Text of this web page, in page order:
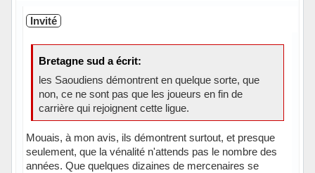
Invité
Bretagne sud a écrit:
les Saoudiens démontrent en quelque sorte, que
non, ce ne sont pas que les joueurs en fin de
carrière qui rejoignent cette ligue.
Mouais, à mon avis, ils démontrent surtout, et presque
seulement, que la vénalité n'attends pas le nombre des
années. Que quelques dizaines de mercenaires se